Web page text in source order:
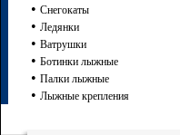
• Снегокаты
• Ледянки
• Ватрушки
• Ботинки лыжные
• Палки лыжные
• Лыжные крепления